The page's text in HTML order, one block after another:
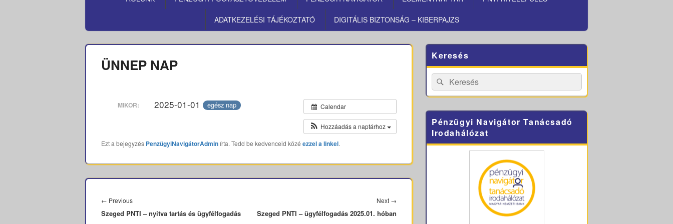
ADATKEZELÉSI TÁJÉKOZTATÓ DIGITÁLIS BIZTONSÁG – KIBERPAJZS
ÜNNEP NAP
Calendar
Hozzáadás a naptárhoz
MIKOR: 2025-01-01 egész nap
Ezt a bejegyzés PenzügyiNavigátorAdmin írta. Tedd be kedvenceid közé ezzel a linkel.
navigáció
← PreviousPrevious
post:
Szeged PNTI – nyitva tartás és ügyfélfogadás
Next →
Szeged PNTI – ügyfélfogadás 2025.01. hóban
Sidebar
Widget
Area
Keresés
Search
for:
Search
Pénzügyi Navigátor Tanácsadó
Irodahálózat